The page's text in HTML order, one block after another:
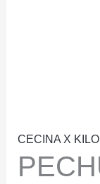
CECINA X KILO